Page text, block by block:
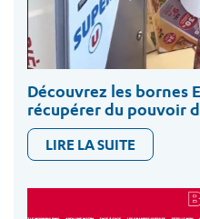
Découvrez les bornes
récupérer du pouvoir
LIRE LA SUITE